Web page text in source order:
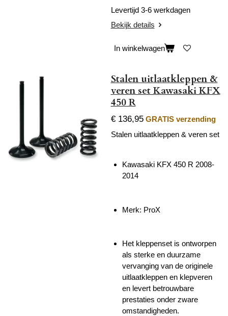
Levertijd 3-6 werkdagen
Bekijk details
In winkelwagen
Stalen uitlaatkleppen &
veren set Kawasaki KFX
450 R
€ 136,95 GRATIS verzending
Stalen uitlaatkleppen & veren set
Kawasaki KFX 450 R 2008-
2014
Merk: ProX
Het kleppenset is ontworpen
als sterke en duurzame
vervanging van de originele
uitlaatkleppen en klepveren
en levert betrouwbare
prestaties onder zware
omstandigheden.